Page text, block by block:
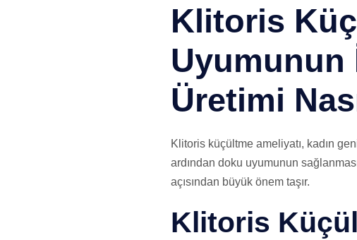
Klitoris
Uyumunun
Üretimi
Klitoris küçültme ameliyatı, kadın
ardından doku uyumunun
açısından büyük önem taşır.
Klitoris